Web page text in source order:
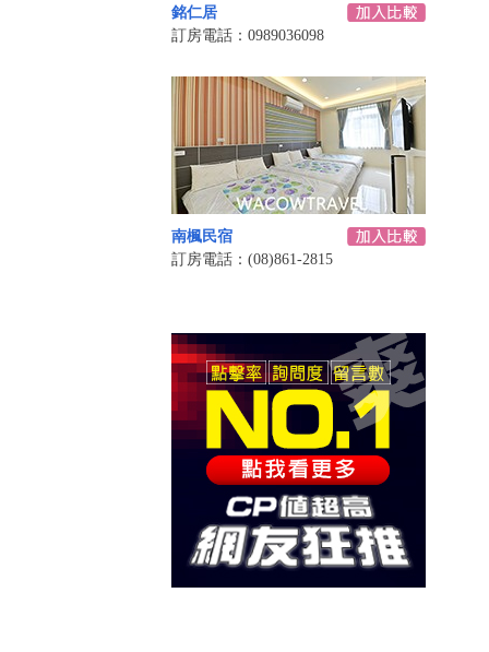
銘仁居
訂房電話：0989036098
南楓民宿
訂房電話：(08)861-2815